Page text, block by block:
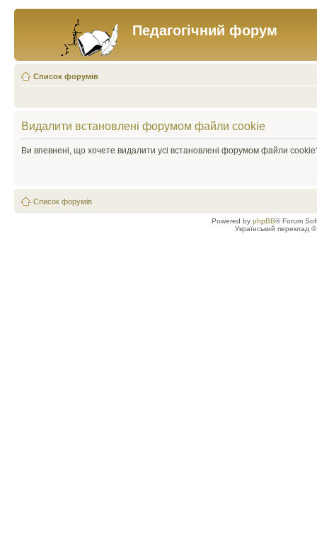
Педагогічний форум
Список форумів
Видалити встановлені форумом файли cookie
Ви впевнені, що хочете видалити усі встановлені форумом файли
Список форумів
Powered by phpBB® Forum
Український переклад